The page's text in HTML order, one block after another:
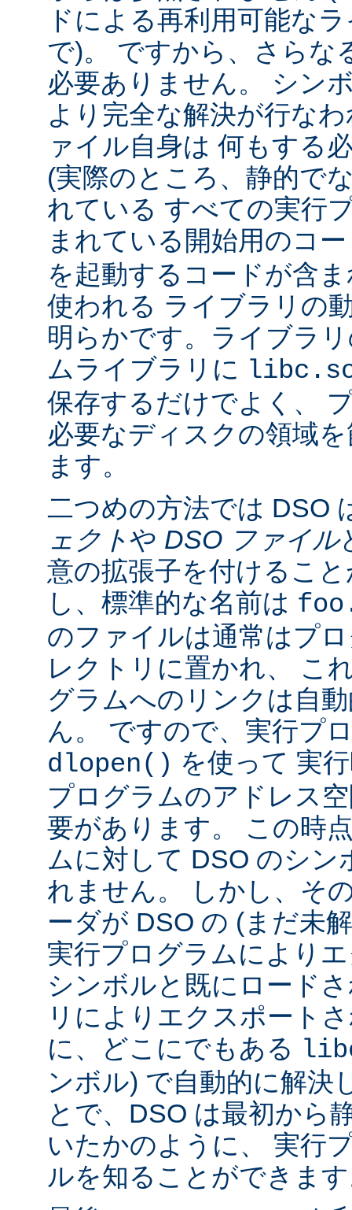
ドによる再利用可能な
で)。 ですから、さらな
必要ありません。 シン
より完全な解決が行な
ァイル自身は 何もする
(実際のところ、静的で
れている すべての実行
まれている開始用のコ
を起動するコードが含
使われる ライブラリの
明らかです。ライブラ
ムライブラリに
保存するだけでよく、
必要なディスクの領域
ます。
二つめの方法では DSO
ェクトや DSO ファイル
意の拡張子を付けるこ
し、標準的な名前は
のファイルは通常はプ
レクトリに置かれ、 こ
グラムへのリンクは自
ん。 ですので、実行プ
dlopen() を使って 実
プログラムのアドレス
要があります。 この時
ムに対して DSO のシン
れません。 しかし、そ
ーダが DSO の (まだ未
実行プログラムにより
シンボルと既にロード
リによりエクスポート
に、どこにでもある
ンボル) で自動的に解決
とで、DSO は最初から
いたかのように、 実行
ルを知ることができま